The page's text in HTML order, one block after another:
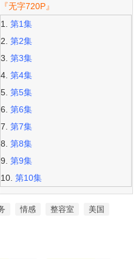
『无字720P』
第1集
第2集
第3集
第4集
第5集
第6集
第7集
第8集
第9集
第10集
情感 整容室
美国